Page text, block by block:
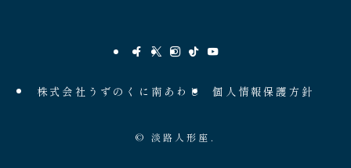
株式会社うずのくに南あわじ 個人情報保護方針
© 淡路人形座.